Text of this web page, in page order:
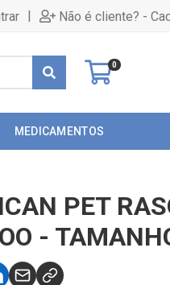
| Não é cliente? -
0
MEDICAMENTOS
PET
-